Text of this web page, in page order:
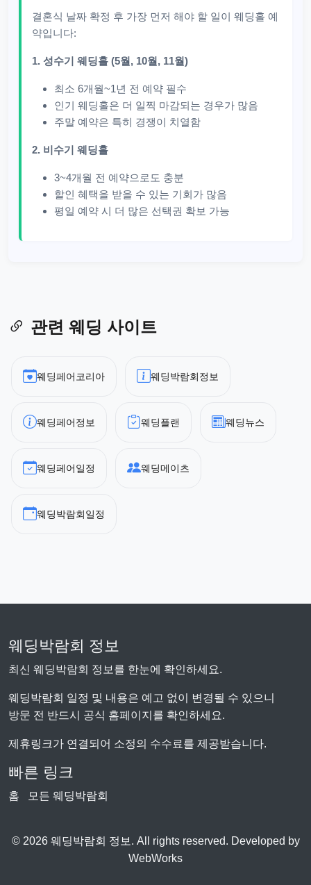
결혼식 날짜 확정 후 가장 먼저 해야 할 일이 웨딩홀 예
약입니다:
1. 성수기 웨딩홀 (5월, 10월, 11월)
최소 6개월~1년 전 예약 필수
인기 웨딩홀은 더 일찍 마감되는 경우가 많음
주말 예약은 특히 경쟁이 치열함
2. 비수기 웨딩홀
3~4개월 전 예약으로도 충분
할인 혜택을 받을 수 있는 기회가 많음
평일 예약 시 더 많은 선택권 확보 가능
관련 웨딩 사이트
웨딩페어코리아 웨딩박람회정보
웨딩페어정보 웨딩플랜 웨딩뉴스
웨딩페어일정 웨딩메이츠
웨딩박람회일정
웨딩박람회 정보
최신 웨딩박람회 정보를 한눈에 확인하세요.
웨딩박람회 일정 및 내용은 예고 없이 변경될 수 있으니
방문 전 반드시 공식 홈페이지를 확인하세요.
제휴링크가 연결되어 소정의 수수료를 제공받습니다.
빠른 링크
홈 모든 웨딩박람회
© 2026 웨딩박람회 정보. All rights reserved. Developed by
WebWorks